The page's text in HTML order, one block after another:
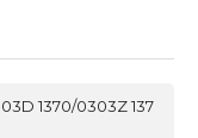
1370/0303Z 137